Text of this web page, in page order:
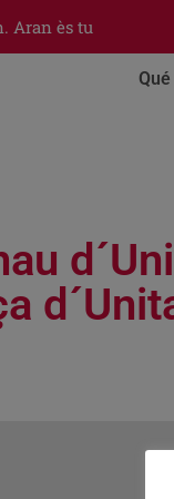
Aran ès tu